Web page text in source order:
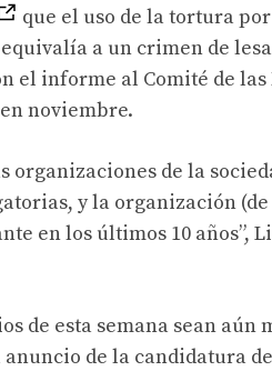
que el uso de la tortura
a un crimen de
el informe al Comité de las
noviembre.
organizaciones de la
y la organización (de
en los últimos 10 años”,
de esta semana sean aún
de la candidatura de